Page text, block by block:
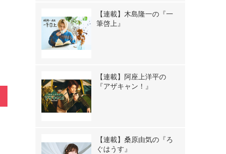
【連載】木島隆一の『一
筆啓上』
【連載】阿座上洋平の
『アザキャン！』
【連載】桑原由気の『ろ
ぐはうす』